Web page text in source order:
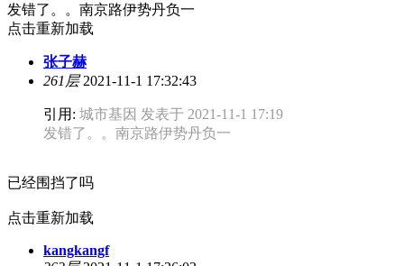
发错了。。南京路伊势丹负一
点击重新加载
张子赫
261层2021-11-1 17:32:43
引用: 城市基因 发表于 2021-11-1 17:19
发错了。。南京路伊势丹负一
已经围挡了吗
点击重新加载
kangkangf